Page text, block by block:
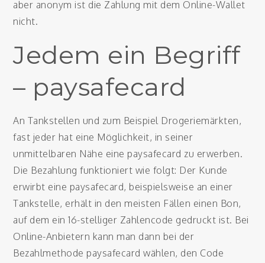
aber anonym ist die Zahlung mit dem Online-Wallet
nicht.
Jedem ein Begriff
– paysafecard
An Tankstellen und zum Beispiel Drogeriemärkten,
fast jeder hat eine Möglichkeit, in seiner
unmittelbaren Nähe eine paysafecard zu erwerben.
Die Bezahlung funktioniert wie folgt: Der Kunde
erwirbt eine paysafecard, beispielsweise an einer
Tankstelle, erhält in den meisten Fällen einen Bon,
auf dem ein 16-stelliger Zahlencode gedruckt ist. Bei
Online-Anbietern kann man dann bei der
Bezahlmethode paysafecard wählen, den Code